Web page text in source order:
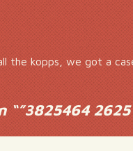
the kopps, we got a
“”3825464